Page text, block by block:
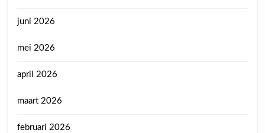
juni 2026
mei 2026
april 2026
maart 2026
februari 2026